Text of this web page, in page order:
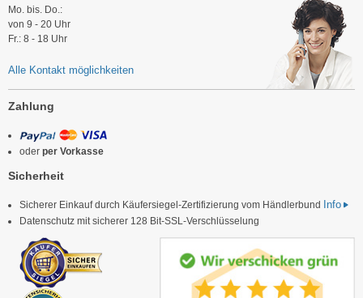
Mo. bis. Do.:
von 9 - 20 Uhr
Fr.: 8 - 18 Uhr
Alle Kontakt möglichkeiten
Zahlung
oder per Vorkasse
Sicherheit
Sicherer Einkauf durch Käufersiegel-Zertifizierung vom Händlerbund Info
Datenschutz mit sicherer 128 Bit-SSL-Verschlüsselung